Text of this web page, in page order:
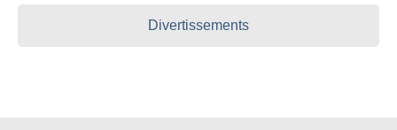
Divertissements